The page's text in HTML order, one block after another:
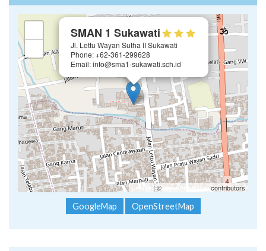
SMAN 1 Sukawati
Jl. Lettu Wayan Sutha II Sukawati
Phone: +62-361-299628
Email: info@sma1-sukawati.sch.id
Leaflet | ©OpenStreetMap contributors
GoogleMap OpenStreetMap